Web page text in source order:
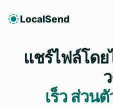
LocalSend
แชร์ไฟล์โด
เร็ว ส่วน